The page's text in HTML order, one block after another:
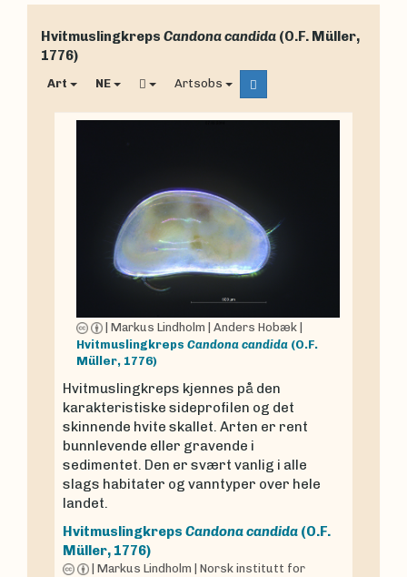
Hvitmuslingkreps Candona candida (O.F. Müller,
1776)
Art NE Artsobs
Markus Lindholm Anders Hobæk
Hvitmuslingkreps Candona candida (O.F.
Müller, 1776)
Hvitmuslingkreps kjennes på den
karakteristiske sideprofilen og det
skinnende hvite skallet. Arten er rent
bunnlevende eller gravende i
sedimentet. Den er svært vanlig i alle
slags habitater og vanntyper over hele
landet.
Hvitmuslingkreps Candona candida (O.F.
Müller, 1776)
Markus Lindholm
Norsk institutt for